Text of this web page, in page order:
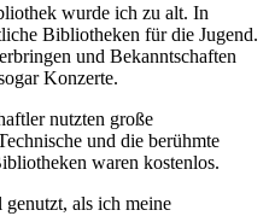
wurde ich zu alt. In
Bibliotheken für die Jugend.
und Bekanntschaften
Konzerte.
nutzten große
und die berühmte
waren kostenlos.
als ich meine